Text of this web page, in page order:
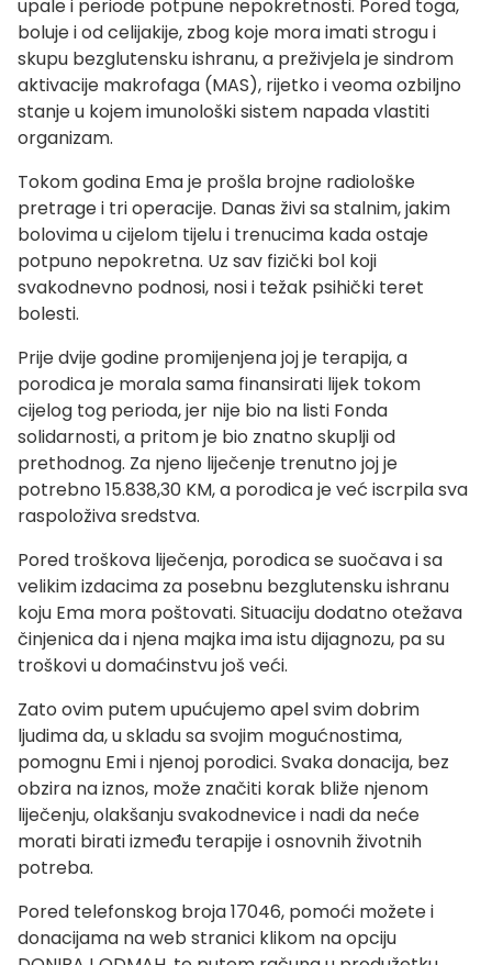
upale i periode potpune nepokretnosti. Pored toga,
boluje i od celijakije, zbog koje mora imati strogu i
skupu bezglutensku ishranu, a preživjela je sindrom
aktivacije makrofaga (MAS), rijetko i veoma ozbiljno
stanje u kojem imunološki sistem napada vlastiti
organizam.
Tokom godina Ema je prošla brojne radiološke
pretrage i tri operacije. Danas živi sa stalnim, jakim
bolovima u cijelom tijelu i trenucima kada ostaje
potpuno nepokretna. Uz sav fizički bol koji
svakodnevno podnosi, nosi i težak psihički teret
bolesti.
Prije dvije godine promijenjena joj je terapija, a
porodica je morala sama finansirati lijek tokom
cijelog tog perioda, jer nije bio na listi Fonda
solidarnosti, a pritom je bio znatno skuplji od
prethodnog. Za njeno liječenje trenutno joj je
potrebno 15.838,30 KM, a porodica je već iscrpila sva
raspoloživa sredstva.
Pored troškova liječenja, porodica se suočava i sa
velikim izdacima za posebnu bezglutensku ishranu
koju Ema mora poštovati. Situaciju dodatno otežava
činjenica da i njena majka ima istu dijagnozu, pa su
troškovi u domaćinstvu još veći.
Zato ovim putem upućujemo apel svim dobrim
ljudima da, u skladu sa svojim mogućnostima,
pomognu Emi i njenoj porodici. Svaka donacija, bez
obzira na iznos, može značiti korak bliže njenom
liječenju, olakšanju svakodnevice i nadi da neće
morati birati između terapije i osnovnih životnih
potreba.
Pored telefonskog broja 17046, pomoći možete i
donacijama na web stranici klikom na opciju